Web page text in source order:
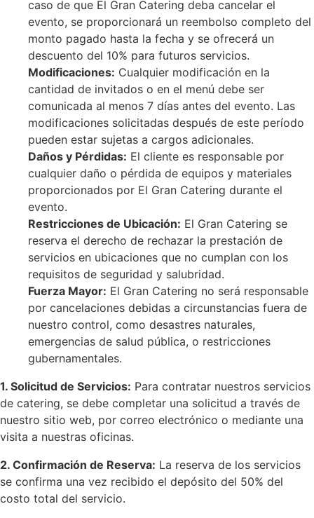
caso de que El Gran Catering deba cancelar el
evento, se proporcionará un reembolso completo del
monto pagado hasta la fecha y se ofrecerá un
descuento del 10% para futuros servicios.
Modificaciones: Cualquier modificación en la
cantidad de invitados o en el menú debe ser
comunicada al menos 7 días antes del evento. Las
modificaciones solicitadas después de este período
pueden estar sujetas a cargos adicionales.
Daños y Pérdidas: El cliente es responsable por
cualquier daño o pérdida de equipos y materiales
proporcionados por El Gran Catering durante el
evento.
Restricciones de Ubicación: El Gran Catering se
reserva el derecho de rechazar la prestación de
servicios en ubicaciones que no cumplan con los
requisitos de seguridad y salubridad.
Fuerza Mayor: El Gran Catering no será responsable
por cancelaciones debidas a circunstancias fuera de
nuestro control, como desastres naturales,
emergencias de salud pública, o restricciones
gubernamentales.
1. Solicitud de Servicios: Para contratar nuestros servicios
de catering, se debe completar una solicitud a través de
nuestro sitio web, por correo electrónico o mediante una
visita a nuestras oficinas.
2. Confirmación de Reserva: La reserva de los servicios
se confirma una vez recibido el depósito del 50% del
costo total del servicio.